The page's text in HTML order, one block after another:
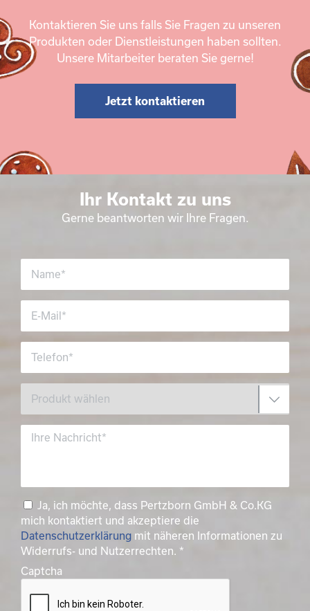
Kontaktieren Sie uns falls Sie Fragen zu unseren
Produkten oder Dienstleistungen haben sollten.
Unsere Mitarbeiter beraten Sie gerne!
Jetzt kontaktieren
Ihr Kontakt zu uns
Gerne beantworten wir Ihre Fragen.
Ja, ich möchte, dass Pertzborn GmbH & Co.KG
mich kontaktiert und akzeptiere die
Datenschutzerklärung mit näheren Informationen zu
Widerrufs- und Nutzerrechten. *
Captcha